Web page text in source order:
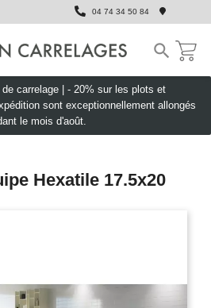
04 74 34 50 84

carrelage | - 20% sur les plots et
sont exceptionnellement allongés
le mois d'août.
Hexatile 17.5x20